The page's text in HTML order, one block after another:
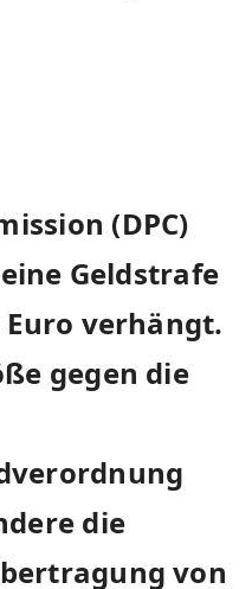
(DPC)
Geldstrafe
verhängt.
gegen ‍die
die
von